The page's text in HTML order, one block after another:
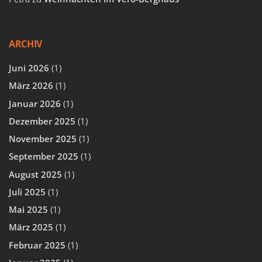
ARCHIV
Juni 2026 (1)
März 2026 (1)
Januar 2026 (1)
Dezember 2025 (1)
November 2025 (1)
September 2025 (1)
August 2025 (1)
Juli 2025 (1)
Mai 2025 (1)
März 2025 (1)
Februar 2025 (1)